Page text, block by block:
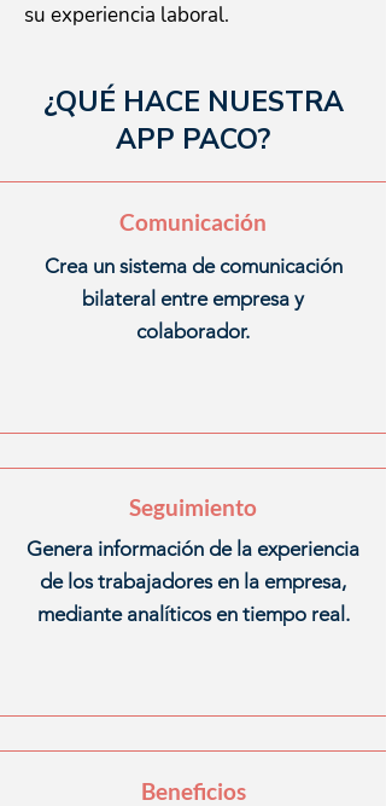
su experiencia laboral.
¿QUÉ HACE NUESTRA
APP PACO?
Comunicación
Crea un sistema de comunicación
bilateral entre empresa y
colaborador.
Seguimiento
Genera información de la experiencia
de los trabajadores en la empresa,
mediante analíticos en tiempo real.
Beneficios